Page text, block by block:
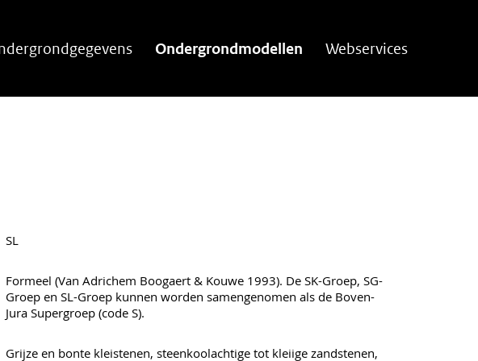
Ondergrondmodellen Webservices
SL
Formeel (Van Adrichem Boogaert & Kouwe 1993). De SK-Groep, SG-
Groep en SL-Groep kunnen worden samengenomen als de Boven-
Jura Supergroep (code S).
Grijze en bonte kleistenen, steenkoolachtige tot kleiige zandstenen,